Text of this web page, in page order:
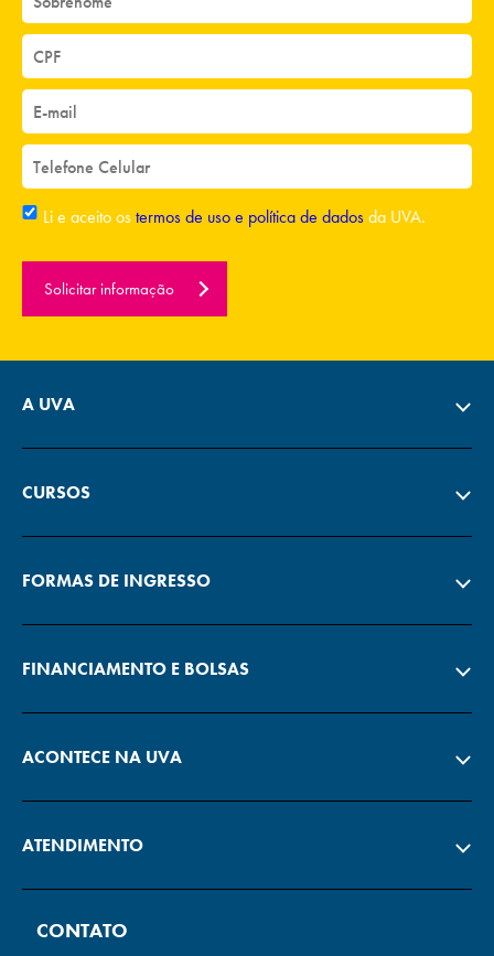
Li e aceito ostermos de uso e política de dadosda UVA.
Solicitar informação
A UVA
CURSOS
FORMAS DE INGRESSO
FINANCIAMENTO E BOLSAS
ACONTECE NA UVA
ATENDIMENTO
CONTATO